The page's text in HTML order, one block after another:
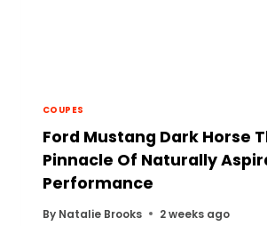
COUPES
Ford Mustang Dark Horse
Pinnacle Of Naturally
Performance
By Natalie Brooks 2 weeks ago